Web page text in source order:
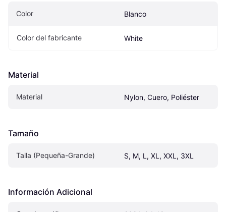
Color Blanco
Color del fabricante White
Material
Material Nylon, Cuero, Poliéster
Tamaño
Talla (Pequeña-Grande) S, M, L, XL, XXL, 3XL
Información Adicional